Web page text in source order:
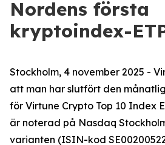
Nordens första
kryptoindex-
Stockholm, 4 november 2025 -
att man har slutfört den
för Virtune Crypto Top 10 Index
är noterad på Nasdaq
varianten (ISIN-kod